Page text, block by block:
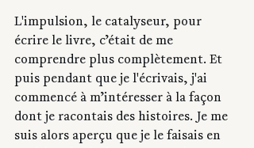
L'impulsion, le catalyseur, pour
écrire le livre, c’était de me
comprendre plus complètement. Et
puis pendant que je l'écrivais, j'ai
commencé à m’intéresser à la façon
dont je racontais des histoires. Je me
suis alors aperçu que je le faisais en